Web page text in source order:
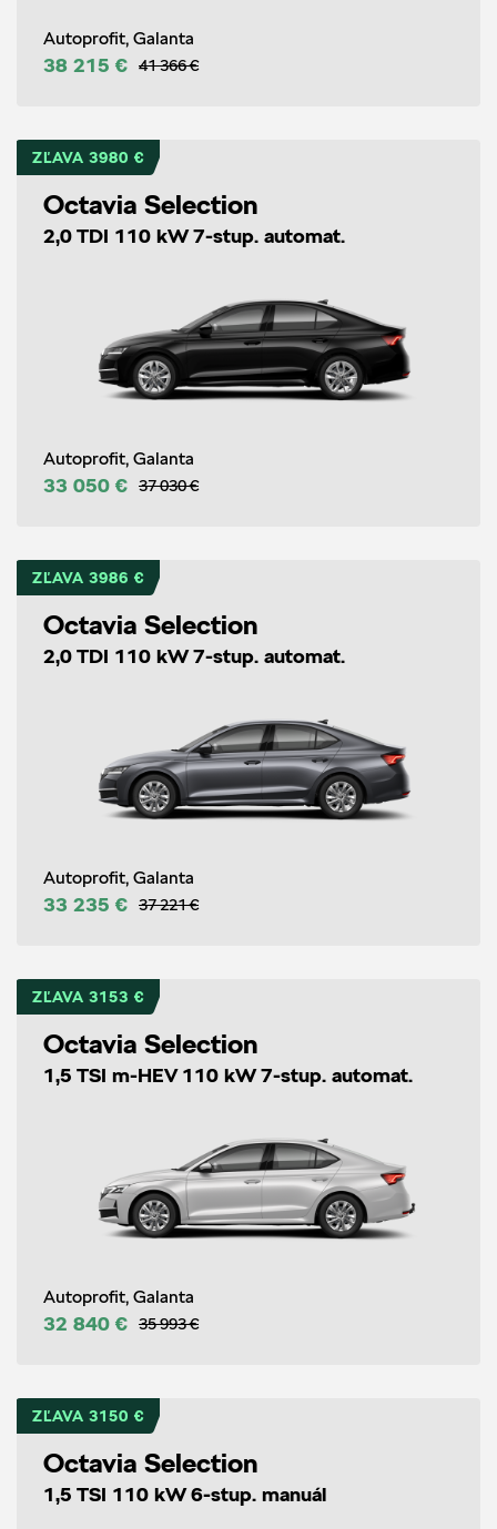
Autoprofit, Galanta
38 215 € 41 366 €
ZĽAVA 3980 €
Octavia Selection
2,0 TDI 110 kW 7-stup. automat.
Autoprofit, Galanta
33 050 € 37 030 €
ZĽAVA 3986 €
Octavia Selection
2,0 TDI 110 kW 7-stup. automat.
Autoprofit, Galanta
33 235 € 37 221 €
ZĽAVA 3153 €
Octavia Selection
1,5 TSI m-HEV 110 kW 7-stup. automat.
Autoprofit, Galanta
32 840 € 35 993 €
ZĽAVA 3150 €
Octavia Selection
1,5 TSI 110 kW 6-stup. manuál